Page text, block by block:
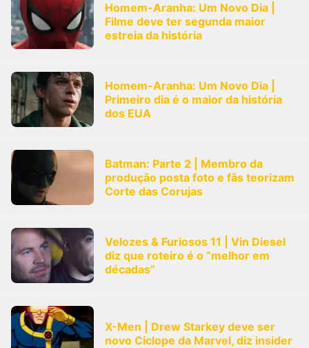
Homem-Aranha: Um Novo Dia |
Filme deve ter segunda maior
estreia da história
Homem-Aranha: Um Novo Dia |
Primeiro dia é o maior da história
dos EUA
Batman: Parte 2 | Membro da
produção posta foto e fãs teorizam
Corte das Corujas
Velozes & Furiosos 11 | Vin Diesel
diz que roteiro é o “melhor em
décadas”
X-Men | Drew Starkey deve ser
novo Ciclope da Marvel, diz insider